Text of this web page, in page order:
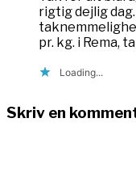
rigtig dejlig
pr. kg. i Rema,
Loading...
Skriv en